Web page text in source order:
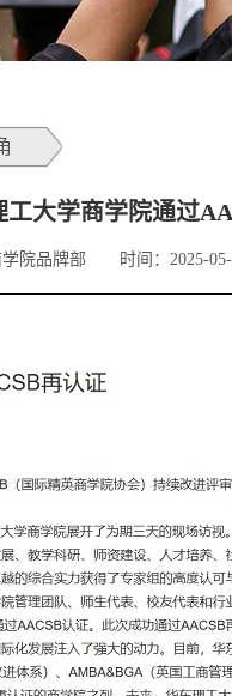
工大学商学院通过
院品牌部 时间：2025-